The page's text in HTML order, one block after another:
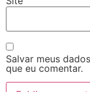
Salvar meus
que eu comentar.